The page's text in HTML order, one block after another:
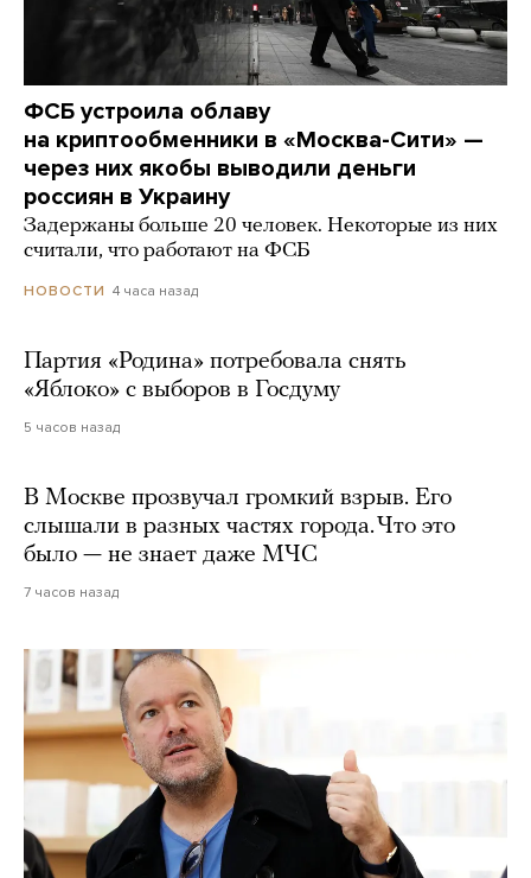
ФСБ устроила облаву
на криптообменники в «Москва-Сити» —
через них якобы выводили деньги
россиян в Украину
Задержаны больше 20 человек. Некоторые из них
считали, что работают на ФСБ
НОВОСТИ 4 часа назад
Партия «Родина» потребовала снять
«Яблоко» с выборов в Госдуму
5 часов назад
В Москве прозвучал громкий взрыв. Его
слышали в разных частях города. Что это
было — не знает даже МЧС
7 часов назад